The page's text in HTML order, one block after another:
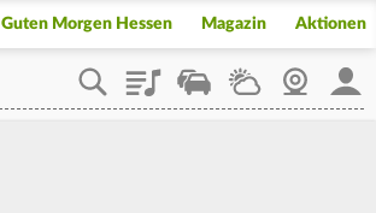
Guten Morgen Hessen Magazin Aktionen
PlaylistStaupilotWetterWebcam